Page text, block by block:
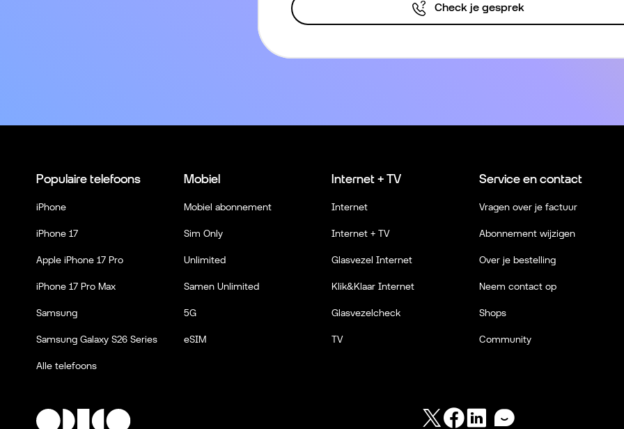
Check je gesprek
Populaire telefoons
iPhone
iPhone 17
Apple iPhone 17 Pro
iPhone 17 Pro Max
Samsung
Samsung Galaxy S26 Series
Alle telefoons
Mobiel
Mobiel abonnement
Sim Only
Unlimited
Samen Unlimited
5G
eSIM
Internet + TV
Internet
Internet + TV
Glasvezel Internet
Klik&Klaar Internet
Glasvezelcheck
TV
Service en contact
Vragen over je factuur
Abonnement wijzigen
Over je bestelling
Neem contact op
Shops
Community
TwitterFacebookLinkedIn